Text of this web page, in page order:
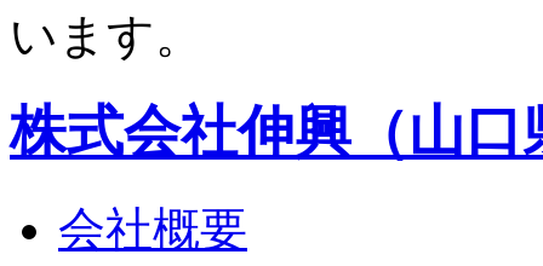
います。
株式会社伸興（山口
会社概要